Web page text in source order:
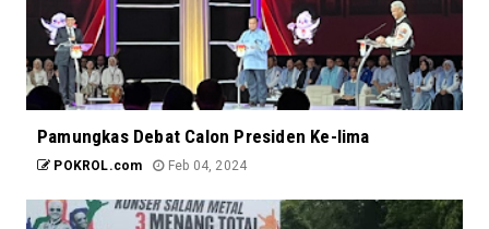
Pamungkas Debat Calon Presiden Ke-lima
POKROL.com Feb 04, 2024